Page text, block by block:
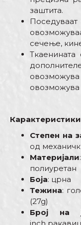
заштита.
сечење,
овозможува
Степен на
од
Материјали
полиуретан
Боја: црна
Тежина:
(27g)
Број на